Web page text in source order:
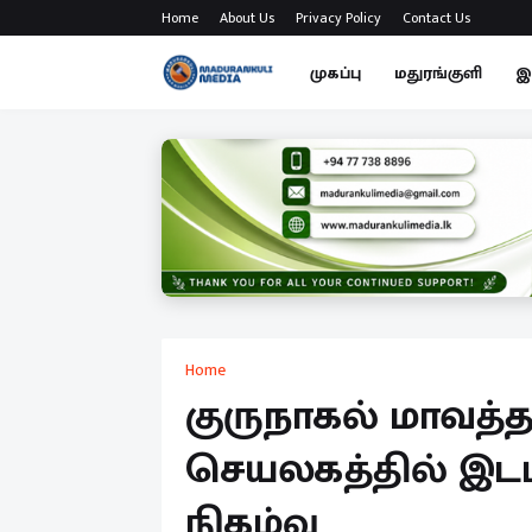
Home About Us Privacy Policy Contact Us
முகப்பு மதுரங்குளி
Home
குருநாகல்
செயலகத்தில்